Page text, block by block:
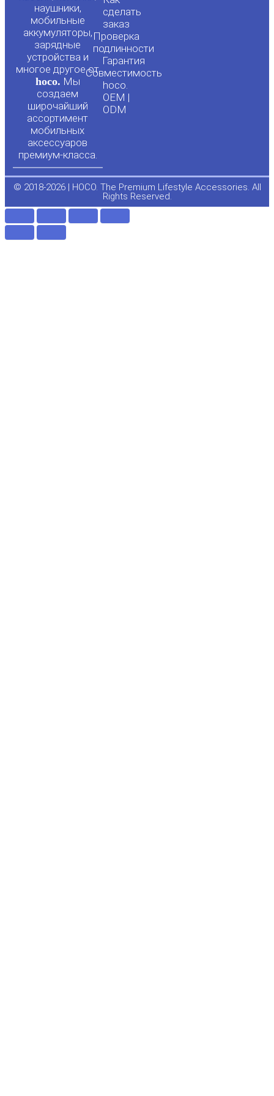
наушники,
мобильные
аккумуляторы,
зарядные
устройства и
многое другое от
hoco. Мы
создаем
широчайший
ассортимент
мобильных
аксессуаров
премиум-класса.
сделать
заказ
Проверка
подлинности
Гарантия
Совместимость
hoco.
OEM |
ODM
-
f
© 2018-2026 | HOCO. The Premium Lifestyle Accessories. All
Rights Reserved.